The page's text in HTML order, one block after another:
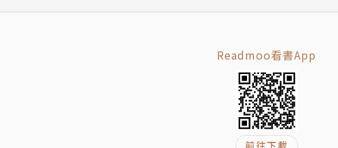
Readmoo看書App
前往下載